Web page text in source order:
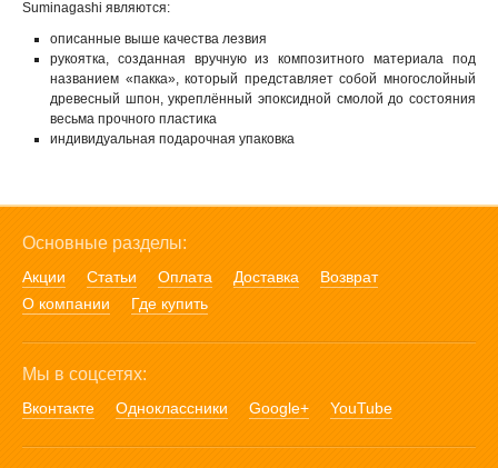
Suminagashi являются:
описанные выше качества лезвия
рукоятка, созданная вручную из композитного материала под
названием «пакка», который представляет собой многослойный
древесный шпон, укреплённый эпоксидной смолой до состояния
весьма прочного пластика
индивидуальная подарочная упаковка
Основные разделы:
Акции Статьи Оплата Доставка
Возврат
О компании
Где купить
Мы в соцсетях:
Вконтакте Одноклассники Google+ YouTube